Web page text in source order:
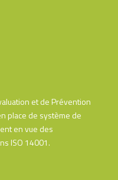
et de Prévention
place de système de
en vue des
ISO 14001.